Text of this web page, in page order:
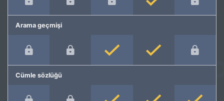
Arama geçmişi
Cümle sözlüğü